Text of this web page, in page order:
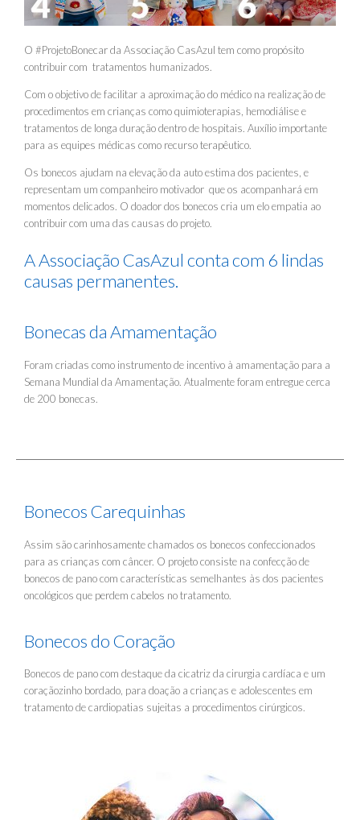
O #ProjetoBonecarda Associação CasAzul tem como propósito
contribuir com tratamentos humanizados.
Com o objetivo de facilitar a aproximação do médico na realização de
procedimentos em crianças como quimioterapias, hemodiálise e
tratamentos de longa duração dentro de hospitais. Auxílio importante
para as equipes médicas como recurso terapêutico.
Os bonecos ajudam na elevação da auto estima dos pacientes, e
representam um companheiro motivador que os acompanhará em
momentos delicados. O doador dos bonecos cria um elo empatia ao
contribuir com uma das causas do projeto.
A Associação CasAzul conta com 6 lindas
causas permanentes.
Bonecas da Amamentação
Foram criadas como instrumento de incentivo à amamentação para a
Semana Mundial da Amamentação. Atualmente foram entregue cerca
de 200 bonecas.
Bonecos Carequinhas
Assim são carinhosamente chamados os bonecos confeccionados
para as crianças com câncer. O projeto consiste na confecção de
bonecos de pano com características semelhantes às dos pacientes
oncológicos que perdem cabelos no tratamento.
Bonecos do Coração
Bonecos de pano com destaque da cicatriz da cirurgia cardíaca e um
coraçãozinho bordado, para doação a crianças e adolescentes em
tratamento de cardiopatias sujeitas a procedimentos cirúrgicos.